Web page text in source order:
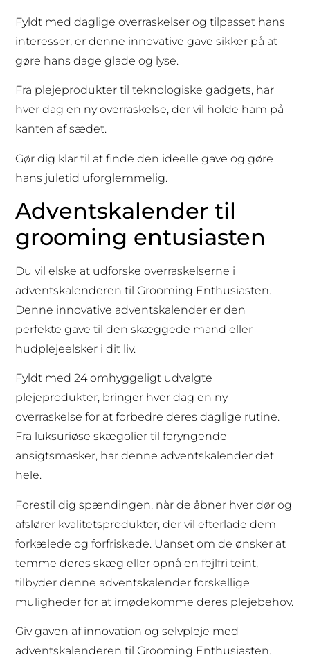
Fyldt med daglige overraskelser og tilpasset hans
interesser, er denne innovative gave sikker på at
gøre hans dage glade og lyse.
Fra plejeprodukter til teknologiske gadgets, har
hver dag en ny overraskelse, der vil holde ham på
kanten af sædet.
Gør dig klar til at finde den ideelle gave og gøre
hans juletid uforglemmelig.
Adventskalender til
grooming entusiasten
Du vil elske at udforske overraskelserne i
adventskalenderen til Grooming Enthusiasten.
Denne innovative adventskalender er den
perfekte gave til den skæggede mand eller
hudplejeelsker i dit liv.
Fyldt med 24 omhyggeligt udvalgte
plejeprodukter, bringer hver dag en ny
overraskelse for at forbedre deres daglige rutine.
Fra luksuriøse skægolier til foryngende
ansigtsmasker, har denne adventskalender det
hele.
Forestil dig spændingen, når de åbner hver dør og
afslører kvalitetsprodukter, der vil efterlade dem
forkælede og forfriskede. Uanset om de ønsker at
temme deres skæg eller opnå en fejlfri teint,
tilbyder denne adventskalender forskellige
muligheder for at imødekomme deres plejebehov.
Giv gaven af innovation og selvpleje med
adventskalenderen til Grooming Enthusiasten.